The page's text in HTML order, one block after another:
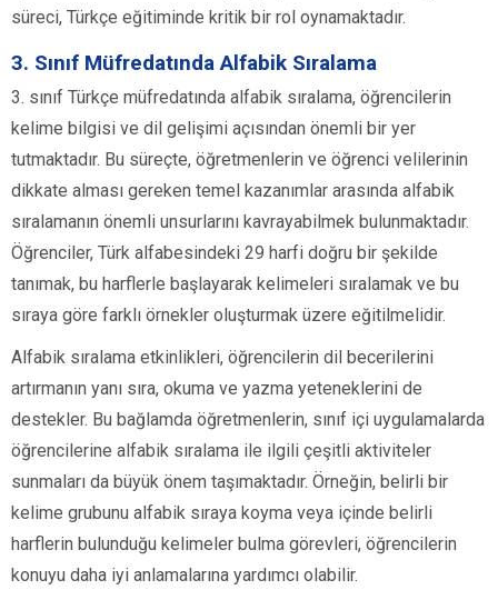
süreci, Türkçe eğitiminde kritik bir rol oynamaktadır.
3. Sınıf Müfredatında Alfabik Sıralama
3. sınıf Türkçe müfredatında alfabik sıralama, öğrencilerin
kelime bilgisi ve dil gelişimi açısından önemli bir yer
tutmaktadır. Bu süreçte, öğretmenlerin ve öğrenci velilerinin
dikkate alması gereken temel kazanımlar arasında alfabik
sıralamanın önemli unsurlarını kavrayabilmek bulunmaktadır.
Öğrenciler, Türk alfabesindeki 29 harfi doğru bir şekilde
tanımak, bu harflerle başlayarak kelimeleri sıralamak ve bu
sıraya göre farklı örnekler oluşturmak üzere eğitilmelidir.
Alfabik sıralama etkinlikleri, öğrencilerin dil becerilerini
artırmanın yanı sıra, okuma ve yazma yeteneklerini de
destekler. Bu bağlamda öğretmenlerin, sınıf içi uygulamalarda
öğrencilerine alfabik sıralama ile ilgili çeşitli aktiviteler
sunmaları da büyük önem taşımaktadır. Örneğin, belirli bir
kelime grubunu alfabik sıraya koyma veya içinde belirli
harflerin bulunduğu kelimeler bulma görevleri, öğrencilerin
konuyu daha iyi anlamalarına yardımcı olabilir.